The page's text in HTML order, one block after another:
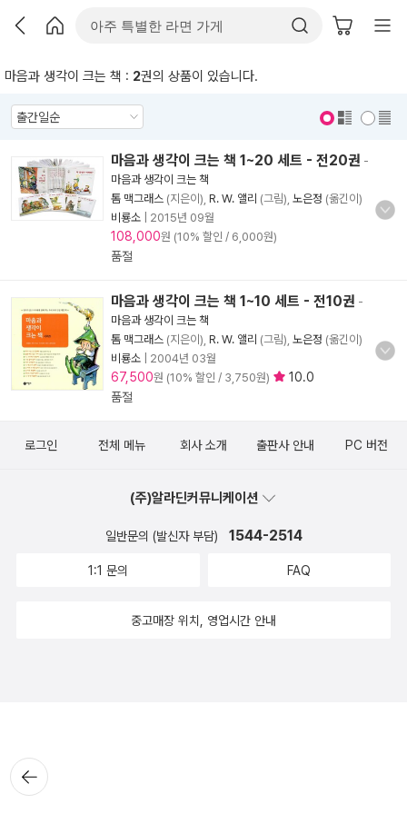
마음과 생각이 크는 책 : 2권의 상품이 있습니다.
마음과 생각이 크는 책 1~20 세트 - 전20권 -
마음과 생각이 크는 책
톰 맥그래스 (지은이), R. W. 앨리 (그림), 노은정 (옮긴이)
비룡소
2015년 09월
108,000원 (10% 할인 / 6,000원)
품절
마음과 생각이 크는 책 1~10 세트 - 전10권 -
마음과 생각이 크는 책
톰 맥그래스 (지은이), R. W. 앨리 (그림), 노은정 (옮긴이)
비룡소
2004년 03월
67,500원 (10% 할인 / 3,750원)
10.0
품절
뒤로가
기
로그인 전체 메뉴 회사 소개 출판사 안내 PC 버전
(주)알라딘커뮤니케이션
일반문의 (발신자 부담) 1544-2514
1:1 문의 FAQ
중고매장 위치, 영업시간 안내